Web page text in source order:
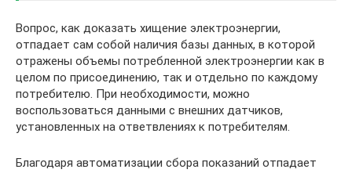
Вопрос, как доказать хищение электроэнергии,
отпадает сам собой наличия базы данных, в которой
отражены объемы потребленной электроэнергии как в
целом по присоединению, так и отдельно по каждому
потребителю. При необходимости, можно
воспользоваться данными с внешних датчиков,
установленных на ответвлениях к потребителям.
Благодаря автоматизации сбора показаний отпадает